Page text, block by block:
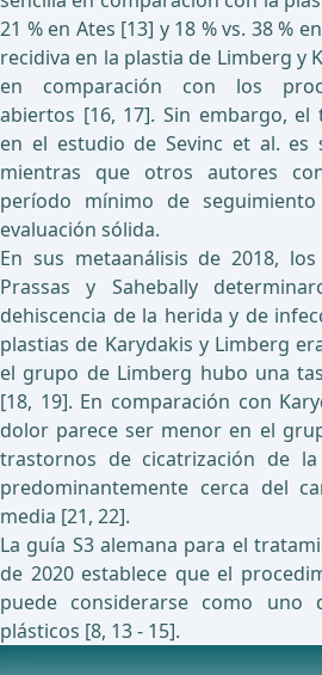
21 % en Ates [13] y 18 % vs. 38 %
recidiva en la plastia de Limberg y
en comparación con los
abiertos [16, 17]. Sin embargo,
en el estudio de Sevinc et al. es
mientras que otros autores
período mínimo de
evaluación sólida.
En sus metaanálisis de 2018,
Prassas y Sahebally
dehiscencia de la herida y de
plastias de Karydakis y Limberg
el grupo de Limberg hubo una
[18, 19]. En comparación con
dolor parece ser menor en el
trastornos de cicatrización de
predominantemente cerca del
media [21, 22].
La guía S3 alemana para el
de 2020 establece que el
puede considerarse como uno
plásticos [8, 13 - 15].
Estudios en curso sobre este tema